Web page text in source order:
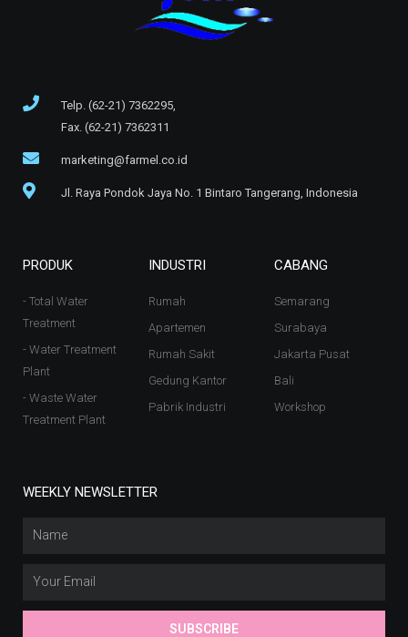
Telp. (62-21) 7362295,
Fax. (62-21) 7362311
marketing@farmel.co.id
Jl. Raya Pondok Jaya No. 1 Bintaro Tangerang, Indonesia
PRODUK
- Total Water
Treatment
- Water Treatment
Plant
- Waste Water
Treatment Plant
INDUSTRI
Rumah
Apartemen
Rumah Sakit
Gedung Kantor
Pabrik Industri
CABANG
Semarang
Surabaya
Jakarta Pusat
Bali
Workshop
WEEKLY NEWSLETTER
SUBSCRIBE